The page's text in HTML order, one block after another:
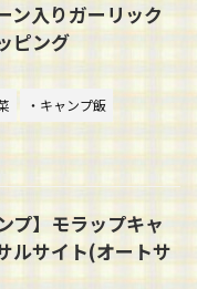
ン入りガーリック
ピング
・キャンプ飯
プ】モラップキャ
ルサイト(オートサ